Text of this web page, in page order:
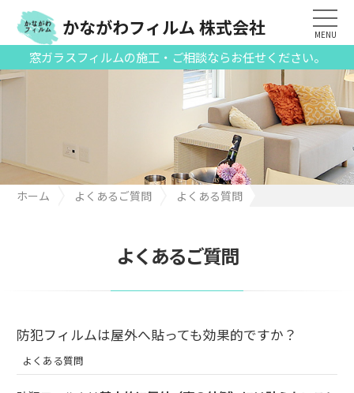
窓ガラスフィルムの施工・ご相談ならお任せください。
かながわフィルム 株式会社 MENU
ホーム よくあるご質問
よくある質問
よくあるご質問
防犯フィルムは屋外へ貼っても効果的ですか？
よくある質問